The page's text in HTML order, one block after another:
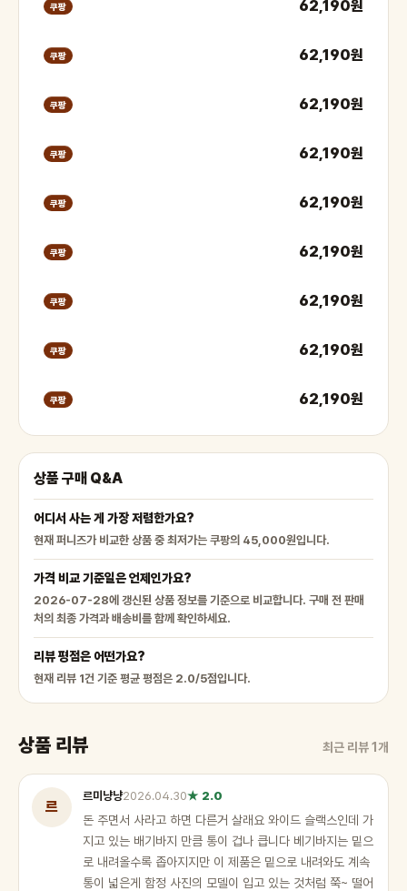
쿠팡 62,190원
쿠팡 62,190원
쿠팡 62,190원
쿠팡 62,190원
쿠팡 62,190원
쿠팡 62,190원
쿠팡 62,190원
쿠팡 62,190원
쿠팡 62,190원
상품 구매 Q&A
어디서 사는 게 가장 저렴한가요?
현재 퍼니즈가 비교한 상품 중 최저가는 쿠팡의 45,000원입니다.
가격 비교 기준일은 언제인가요?
2026-07-28에 갱신된 상품 정보를 기준으로 비교합니다. 구매 전 판매
처의 최종 가격과 배송비를 함께 확인하세요.
리뷰 평점은 어떤가요?
현재 리뷰 1건 기준 평균 평점은 2.0/5점입니다.
상품 리뷰 최근 리뷰 1개
르
르미냥냥2026.04.30★ 2.0
돈 주면서 사라고 하면 다른거 살래요 와이드 슬랙스인데 가
지고 있는 배기바지 만큼 통이 겁나 큽니다 베기바지는 밑으
로 내려올수록 좁아지지만 이 제품은 밑으로 내려와도 계속
통이 넓은게 함정 사진의 모델이 입고 있는 것처럼 쭉~ 떨어